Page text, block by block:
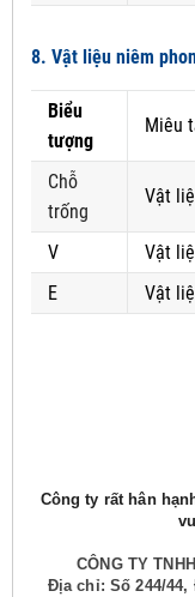
8. Vật liệu niêm
Biểu
tượng
Miêu
Chỗ
trống
Vật
V
Vật
E
Vật
Công ty rất hân
CÔNG TY
Địa chỉ: Số 244/